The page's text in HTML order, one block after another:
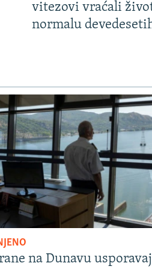
vitezovi vraćali
normalu
na Dunavu